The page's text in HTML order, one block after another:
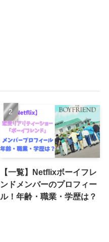
【一覧】Netflixボーイフレ
ンドメンバーのプロフィー
ル！年齢・職業・学歴は？